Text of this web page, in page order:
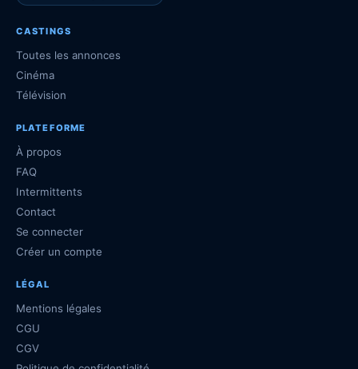
CASTINGS
Toutes les annonces
Cinéma
Télévision
PLATEFORME
À propos
FAQ
Intermittents
Contact
Se connecter
Créer un compte
LÉGAL
Mentions légales
CGU
CGV